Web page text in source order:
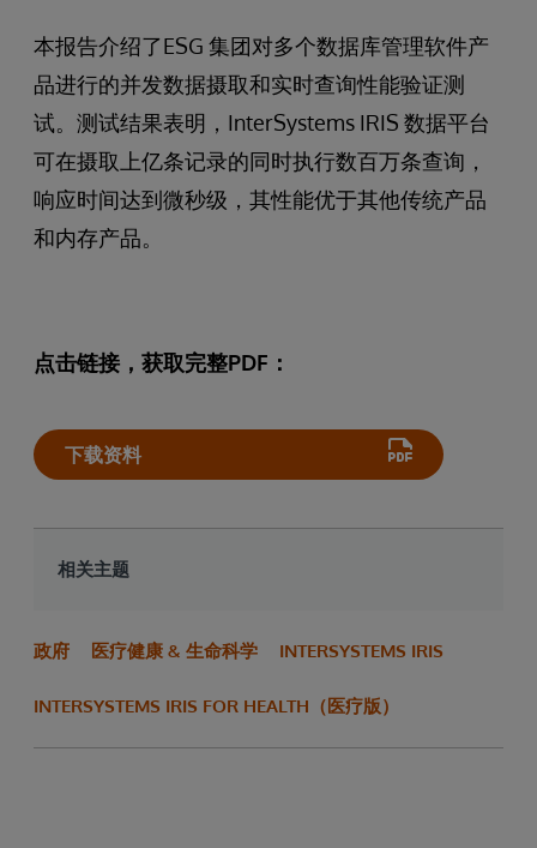
本报告介绍了ESG 集团对多个数据库管理软件产
品进行的并发数据摄取和实时查询性能验证测
试。测试结果表明，InterSystems IRIS 数据平台
可在摄取上亿条记录的同时执行数百万条查询，
响应时间达到微秒级，其性能优于其他传统产品
和内存产品。
点击链接，获取完整PDF：
下载资料
相关主题
政府 医疗健康 & 生命科学 INTERSYSTEMS IRIS
INTERSYSTEMS IRIS FOR HEALTH（医疗版）